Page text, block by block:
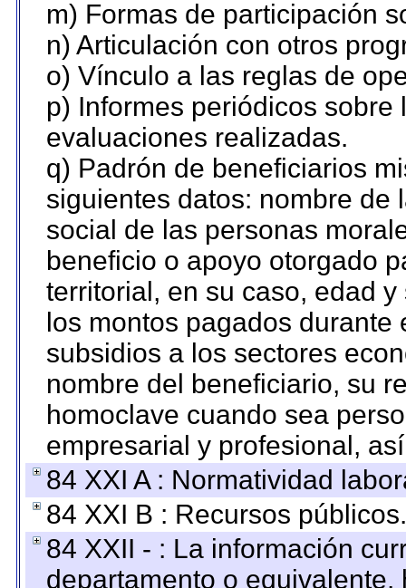
m) Formas de participación
n) Articulación con otros
o) Vínculo a las reglas de
p) Informes periódicos
evaluaciones realizadas.
q) Padrón de beneficiarios
siguientes datos: nombre de
social de las personas
beneficio o apoyo otorgado
territorial, en su caso, edad
los montos pagados
subsidios a los sectores
nombre del beneficiario, su
homoclave cuando sea
empresarial y profesional,
84 XXI A : Normatividad
84 XXI B : Recursos públicos.
84 XXII - : La información
departamento o